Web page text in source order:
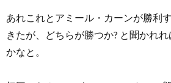
あれこれとアミール・カーンが勝利
きたが、どちらが勝つか? と聞かれ
かなと。